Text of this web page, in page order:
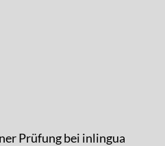
Prüfung bei inlingua